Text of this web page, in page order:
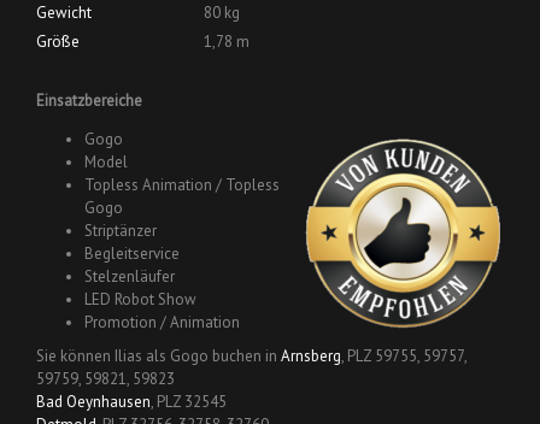
Gewicht
80 kg
Größe
1,78 m
Einsatzbereiche
Gogo
Model
Topless Animation / Topless
Gogo
Striptänzer
Begleitservice
Stelzenläufer
LED Robot Show
Promotion / Animation
Sie können Ilias als Gogo buchen in Arnsberg, PLZ 59755, 59757,
59759, 59821, 59823
Bad Oeynhausen, PLZ 32545